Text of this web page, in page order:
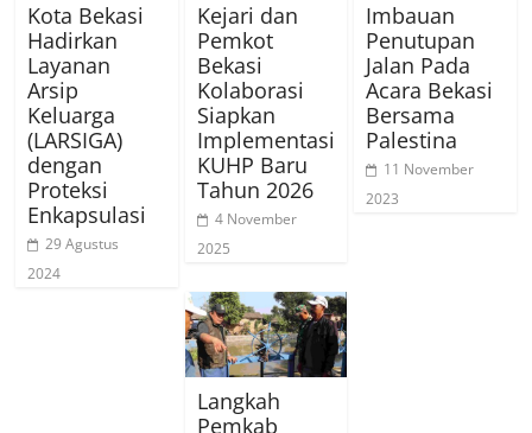
Kota Bekasi
Hadirkan
Layanan
Arsip
Keluarga
(LARSIGA)
dengan
Proteksi
Enkapsulasi
29 Agustus
2024
Kejari dan
Pemkot
Bekasi
Kolaborasi
Siapkan
Implementasi
KUHP Baru
Tahun 2026
4 November
2025
Imbauan
Penutupan
Jalan Pada
Acara Bekasi
Bersama
Palestina
11 November
2023
Langkah
Pemkab